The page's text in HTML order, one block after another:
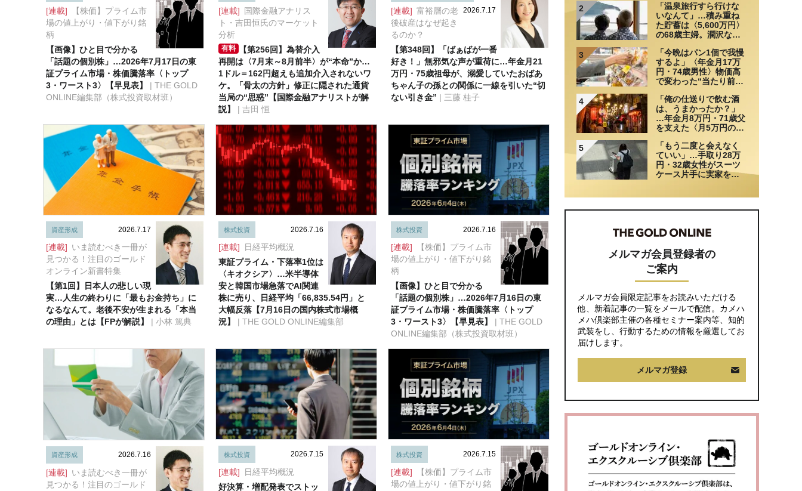
[連載]
【株価】プライム市
場の値上がり・値下がり銘
柄
【画像】ひと目で分かる
「話題の個別株」…2026年7月17日の東
証プライム市場・株価騰落率〈トップ
3・ワースト3〉【早見表】
| THE GOLD
ONLINE編集部（株式投資取材班）
[連載]
国際金融アナリス
ト・吉田恒氏のマーケット
分析
有料
【第256回】為替介入
再開は〈7月末～8月前半〉が“本命”か…
1ドル＝162円超えも追加介入されないワ
ケ。「骨太の方針」修正に隠された通貨
当局の“思惑”【国際金融アナリストが解
説】
| 吉田 恒
2026.7.17
[連載] 富裕層の老
後破産はなぜ起き
るのか？
【第348回】「ばぁばが一番
好き！」無邪気な声が重荷に…年金月21
万円・75歳祖母が、溺愛していたおばあ
ちゃん子の孫との関係に一線を引いた“切
ない引き金” | 三藤 桂子
資産形成 2026.7.17
[連載] いま読むべき一冊が
見つかる！注目のゴールド
オンライン新書特集
【第1回】日本人の悲しい現
実…人生の終わりに「最もお金持ち」に
なるなんて。老後不安が生まれる「本当
の理由」とは【FPが解説】 | 小林 篤典
株式投資 2026.7.16
[連載]
日経平均概況
東証プライム・下落率1位は
〈キオクシア〉…米半導体
安と韓国市場急落でAI関連
株に売り、日経平均「66,835.54円」と
大幅反落【7月16日の国内株式市場概
況】
| THE GOLD ONLINE編集部
株式投資 2026.7.16
[連載]
【株価】プライム市
場の値上がり・値下がり銘
柄
【画像】ひと目で分かる
「話題の個別株」…2026年7月16日の東
証プライム市場・株価騰落率〈トップ
3・ワースト3〉【早見表】
| THE GOLD
ONLINE編集部（株式投資取材班）
資産形成 2026.7.16
[連載] いま読むべき一冊が
見つかる！注目のゴールド
株式投資 2026.7.15
[連載]
日経平均概況
好決算・増配発表でストッ
株式投資 2026.7.15
[連載]
【株価】プライム市
場の値上がり・値下がり銘
社員の本音。それでも
通い続ける理由
2
「温泉旅行すら行けな
いなんて」…積み重ね
た貯蓄は〈5,600万円〉
の68歳主婦。潤沢な老
「馬鹿だった」肩を落
とす理由
3
「今晩はパン1個で我慢
するよ」〈年金月17万
円・74歳男性〉物価高
で変わった“当たり前の
4
「俺の仕送りで飲む酒
は、うまかったか？」
…年金月8万円・71歳父
を支えた〈月5万円の援
5
「もう二度と会えなく
ていい」…手取り28万
円・32歳女性がスーツ
ケース片手に実家を飛
メルマガ会員登録者の
ご案内
メルマガ会員限定記事をお読みいただける
他、新着記事の一覧をメールで配信。カメハ
メハ倶楽部主催の各種セミナー案内等、知的
武装をし、行動するための情報を厳選してお
届けします。
メルマガ登録